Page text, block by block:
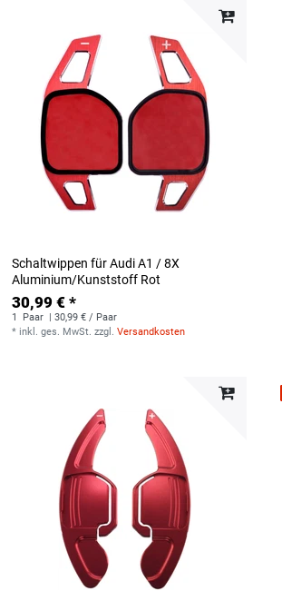
Schaltwippen für Audi A1 / 8X
Aluminium/Kunststoff Rot
30,99 € *
1 Paar | 30,99 € / Paar
* inkl. ges. MwSt. zzgl.Versandkosten